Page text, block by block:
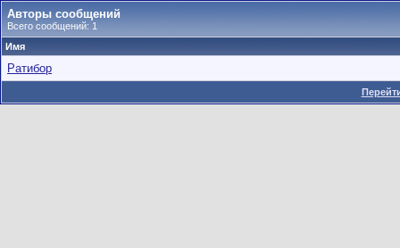
Авторы сообщений
Всего сообщений: 1
Имя
Ратибор